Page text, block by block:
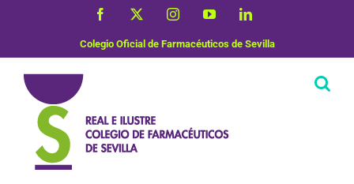
Facebook InstagramYouTubeLinkedIn
Colegio Oficial de Farmacéuticos de Sevilla